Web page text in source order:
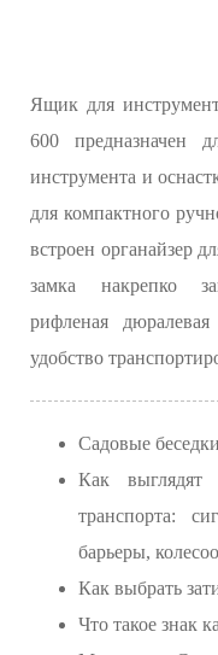
Ящик для
600 предназначен
инструмента и
для компактного
встроен органайзер
замка накрепко
рифленая дюралевая
удобство
Садовые беседки
Как выглядят
транспорта:
барьеры,
Как выбрать
Что такое знак